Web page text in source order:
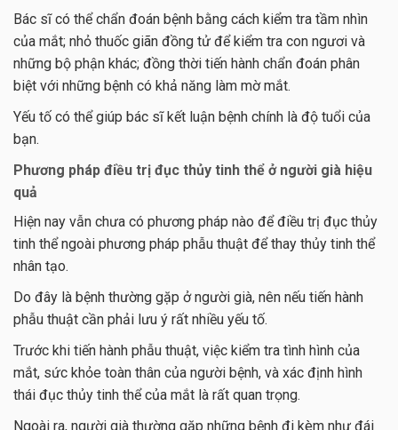
Bác sĩ có thể chẩn đoán bệnh bằng cách kiểm tra tầm nhìn
của mắt; nhỏ thuốc giãn đồng tử để kiểm tra con ngươi và
những bộ phận khác; đồng thời tiến hành chẩn đoán phân
biệt với những bệnh có khả năng làm mờ mắt.
Yếu tố có thể giúp bác sĩ kết luận bệnh chính là độ tuổi của
bạn.
Phương pháp điều trị đục thủy tinh thể ở người già hiệu
quả
Hiện nay vẫn chưa có phương pháp nào để điều trị đục thủy
tinh thể ngoài phương pháp phẫu thuật để thay thủy tinh thể
nhân tạo.
Do đây là bệnh thường gặp ở người già, nên nếu tiến hành
phẫu thuật cần phải lưu ý rất nhiều yếu tố.
Trước khi tiến hành phẫu thuật, việc kiểm tra tình hình của
mắt, sức khỏe toàn thân của người bệnh, và xác định hình
thái đục thủy tinh thể của mắt là rất quan trọng.
Ngoài ra, người già thường gặp những bệnh đi kèm như đái